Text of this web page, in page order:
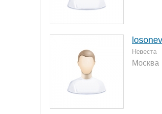
losonev
Невеста
Москва